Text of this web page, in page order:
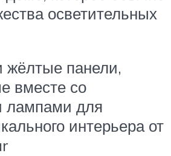
осветительных
панели,
вместе со
лампами для
интерьера от